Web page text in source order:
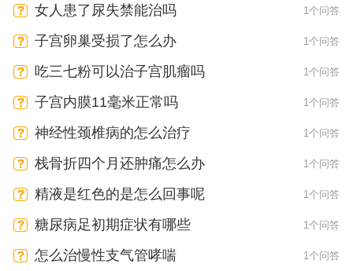
女人患了尿失禁能治吗 1个问答
子宫卵巢受损了怎么办 1个问答
吃三七粉可以治子宫肌瘤吗 1个问答
子宫内膜11毫米正常吗 1个问答
神经性颈椎病的怎么治疗 1个问答
栈骨折四个月还肿痛怎么办 1个问答
精液是红色的是怎么回事呢 1个问答
糖尿病足初期症状有哪些 1个问答
怎么治慢性支气管哮喘 1个问答